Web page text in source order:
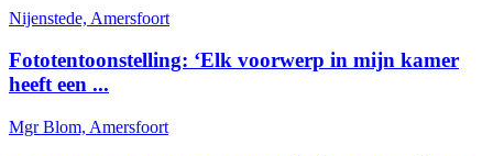
Nijenstede, Amersfoort
Fototentoonstelling: ‘Elk voorwerp in mijn kamer
heeft een ...
Mgr Blom, Amersfoort